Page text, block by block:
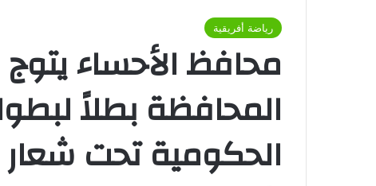
رياضة أفريقية
محافظ الأحساء
المحافظة بطلاً
الحكومية تحت